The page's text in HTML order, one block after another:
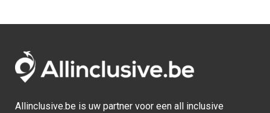
Allinclusive.be is uw partner voor een all inclusive